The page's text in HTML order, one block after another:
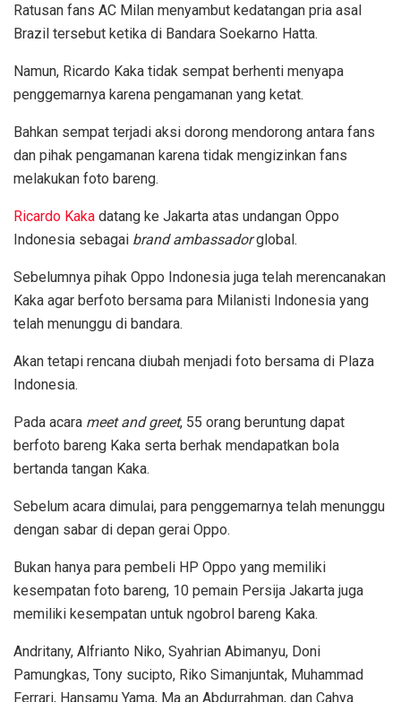
Ratusan fans AC Milan menyambut kedatangan pria asal
Brazil tersebut ketika di Bandara Soekarno Hatta.
Namun, Ricardo Kaka tidak sempat berhenti menyapa
penggemarnya karena pengamanan yang ketat.
Bahkan sempat terjadi aksi dorong mendorong antara fans
dan pihak pengamanan karena tidak mengizinkan fans
melakukan foto bareng.
Ricardo Kaka datang ke Jakarta atas undangan Oppo
Indonesia sebagai brand ambassadorglobal.
Sebelumnya pihak Oppo Indonesia juga telah merencanakan
Kaka agar berfoto bersama para Milanisti Indonesia yang
telah menunggu di bandara.
Akan tetapi rencana diubah menjadi foto bersama di Plaza
Indonesia.
Pada acara meet and greet, 55 orang beruntung dapat
berfoto bareng Kaka serta berhak mendapatkan bola
bertanda tangan Kaka.
Sebelum acara dimulai, para penggemarnya telah menunggu
dengan sabar di depan gerai Oppo.
Bukan hanya para pembeli HP Oppo yang memiliki
kesempatan foto bareng, 10 pemain Persija Jakarta juga
memiliki kesempatan untuk ngobrol bareng Kaka.
Andritany, Alfrianto Niko, Syahrian Abimanyu, Doni
Pamungkas, Tony sucipto, Riko Simanjuntak, Muhammad
Ferrari, Hansamu Yama, Ma an Abdurrahman, dan Cahya